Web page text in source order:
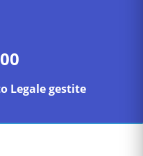
Legale gestite